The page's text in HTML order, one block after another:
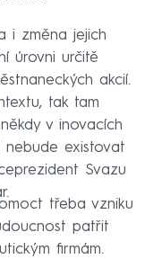
i změna jejich
úrovni určitě
akcií.
tak tam
v inovacích
existovat
Svazu
třeba vzniku
patřit
firmám.